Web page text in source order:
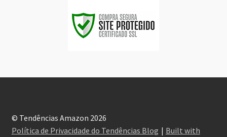
© Tendências Amazon 2026
Política de Privacidade do Tendências Blog
Built with